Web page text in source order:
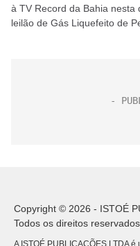
à TV Record da Bahia
leilão de Gás Liquefeito de
Copyright © 2026 - ISTOÉ
Todos os direitos reservados.
A ISTOÉ PUBLICAÇÕES LTDA